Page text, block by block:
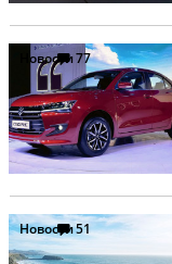
Новости77
Новости51